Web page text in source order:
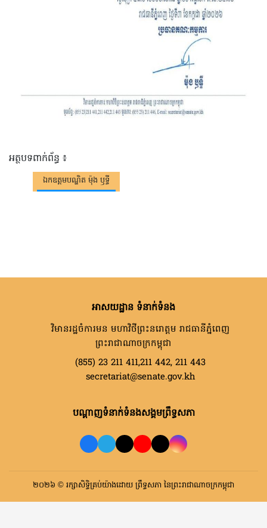
អត្ថបទពាក់ព័ន្ធ ៖
ឯកឧត្តមបណ្ឌិត ម៉ុង ឫទ្ធី
អាសយដ្ឋាន ទំនាក់ទំនង
វិមានរដ្ឋចំការមន មហាវិថីព្រះនរោត្តម រាជធានីភ្នំពេញ
ព្រះរាជាណាចក្រកម្ពុជា
(855) 23 211 411,211 442, 211 443
secretariat@senate.gov.kh
បណ្តាញទំនាក់ទំនងសង្គមព្រឹទ្ធសភា
២០២៦ © រក្សាសិទ្ធិគ្រប់យ៉ាងដោយ ព្រឹទ្ធសភា នៃព្រះរាជាណាចក្រកម្ពុជា